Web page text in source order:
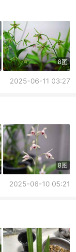
8图
2025-06-11 03:27
8图
2025-06-10 05:21